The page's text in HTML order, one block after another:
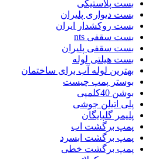
بست پلاستیکی
بست دیواری پلیران
بست روکشدار ایران
بست سقفی nts
بست سقفی پلیران
بست هیلتی لوله
بهترین لوله آب برای ساختمان
بوستر پمپ چیست
بوشن 40کلمپی
پلی اتیلن جوشی
پلیمر گلپایگان
پمپ برگشت اب
پمپ برگشت ابسرد
پمپ برگشت خطی